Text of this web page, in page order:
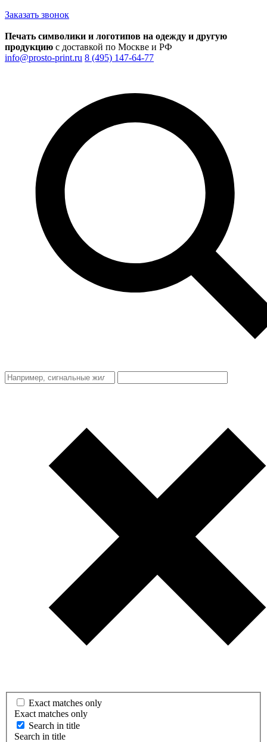
Заказать звонок
Печать символики и логотипов на одежду и другую
продукцию с доставкой по Москве и РФ
info@prosto-print.ru 8 (495) 147-64-77
Exact matches only
Exact matches only
Search in title
Search in title